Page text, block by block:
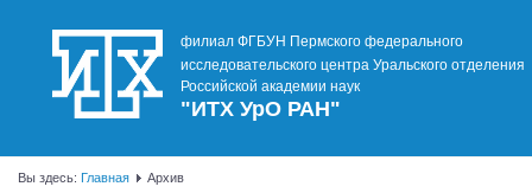
филиал ФГБУН Пермского федерального
исследовательского центра Уральского отделения
Российской академии наук
"ИТХ УрО РАН"
Вы здесь: Главная Архив